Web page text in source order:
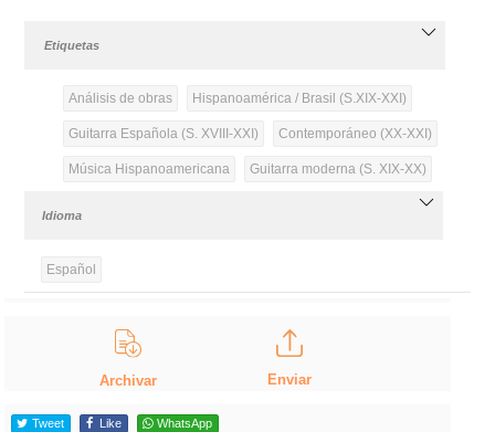
Etiquetas
Análisis de obras Hispanoamérica / Brasil (S.XIX-XXI)
Guitarra Española (S. XVIII-XXI) Contemporáneo (XX-XXI)
Música Hispanoamericana Guitarra moderna (S. XIX-XX)
Idioma
Español
Archivar Enviar
Tweet Like WhatsApp